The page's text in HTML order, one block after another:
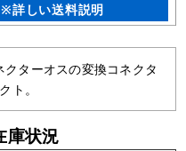
※詳しい送料説明
ターオスの変換コネクタ
ト。
庫状況